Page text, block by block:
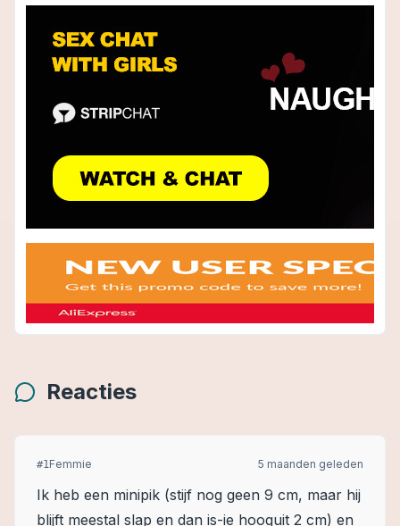
Reacties
#1Femmie 5 maanden geleden
Ik heb een minipik (stijf nog geen 9 cm, maar hij
blijft meestal slap en dan is-ie hooguit 2 cm) en